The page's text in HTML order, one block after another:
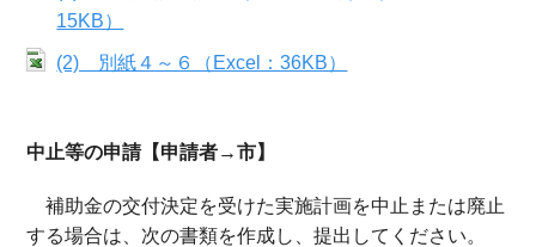
15KB）
(2) 別紙４～６（Excel：36KB）
中止等の申請【申請者→市】
補助金の交付決定を受けた実施計画を中止または廃止
する場合は、次の書類を作成し、提出してください。